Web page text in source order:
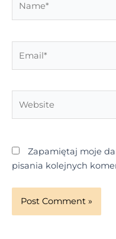
Zapamiętaj moje
pisania kolejnych